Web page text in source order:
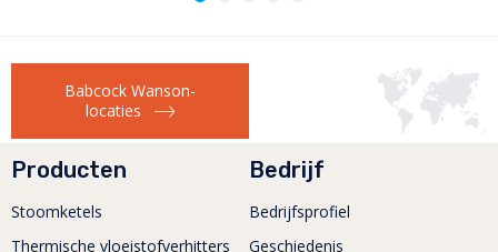
Babcock Wanson-
locaties
Producten
Stoomketels
Thermische vloeistofverhitters
Bedrijf
Bedrijfsprofiel
Geschiedenis